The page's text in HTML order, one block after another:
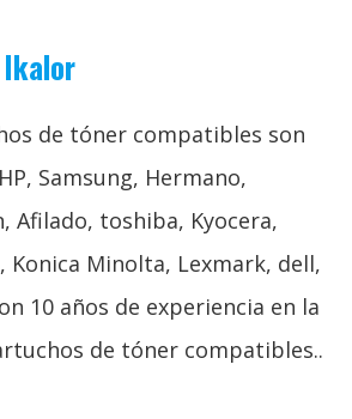
de tóner compatibles son
Samsung, Hermano,
Afilado, toshiba, Kyocera,
Konica Minolta, Lexmark, dell,
10 años de experiencia en la
de tóner compatibles..